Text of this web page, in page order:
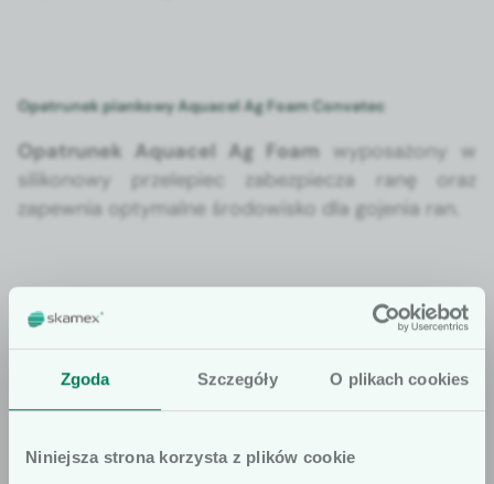
Zgoda Szczegóły O plikach cookies
Niniejsza strona korzysta z plików cookie
Opatrunek piankowy Aquacel Ag Foam Convatec
Opa­trunek Aqua­cel Ag Foam wyposażony w
silikonowy przele­piec zabez­piecza ranę oraz
zapew­nia opty­malne środowisko dla goje­nia ran.
Uwa­ga! Pro­dukt niedostęp­ny w sprzedaży
detal­icznej. Do kupi­enia jedynie w ofer­cie dla
pod­miotów odpowiedzial­nych jak szpi­tale,
apte­ki itp.